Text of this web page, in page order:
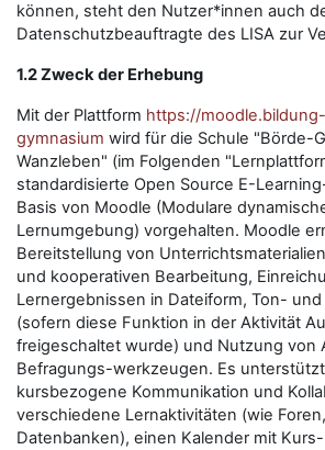
können, steht den Nutzer*innen auch
Datenschutzbeauftragte des LISA zur
1.2 Zweck der Erhebung
Mit der Plattform https://
gymnasium wird für die Schule "Börde-
Wanzleben" (im Folgenden
standardisierte Open Source E-
Basis von Moodle (Modulare
Lernumgebung) vorgehalten. Moodle
Bereitstellung von
und kooperativen Bearbeitung,
Lernergebnissen in Dateiform, Ton-
(sofern diese Funktion in der Aktivität
freigeschaltet wurde) und Nutzung von
Befragungs-werkzeugen. Es
kursbezogene Kommunikation und
verschiedene Lernaktivitäten (wie
Datenbanken), einen Kalender mit